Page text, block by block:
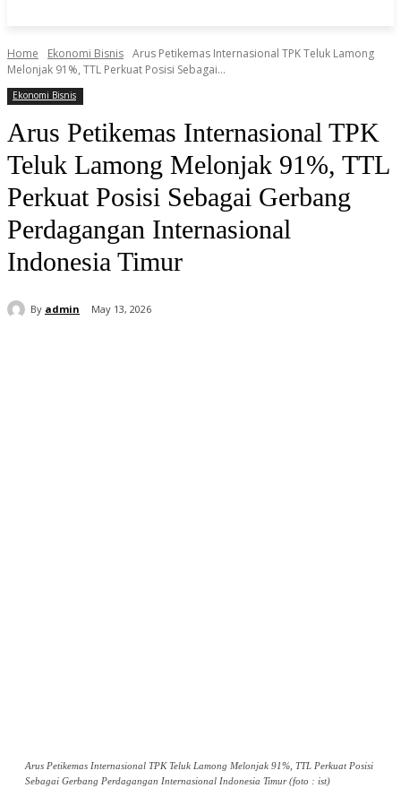
Home Ekonomi Bisnis Arus Petikemas Internasional TPK Teluk Lamong
Melonjak 91%, TTL Perkuat Posisi Sebagai...
Ekonomi Bisnis
Arus Petikemas Internasional TPK
Teluk Lamong Melonjak 91%, TTL
Perkuat Posisi Sebagai Gerbang
Perdagangan Internasional
Indonesia Timur
By admin May 13, 2026
Arus Petikemas Internasional TPK Teluk Lamong Melonjak 91%, TTL Perkuat Posisi
Sebagai Gerbang Perdagangan Internasional Indonesia Timur (foto : ist)